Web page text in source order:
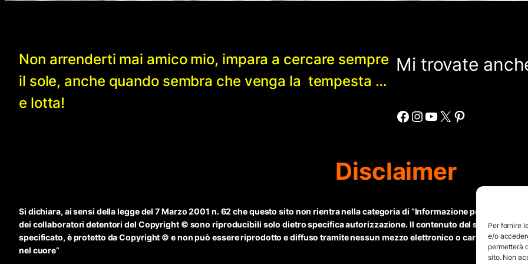
Per fornire
e/o
permetterà
sito. Non
Non arrenderti mai amico mio, impara a cercare sempre
il sole, anche quando sembra che venga la tempesta …
e lotta!
Mi trovate
Facebook Instagram YouTube X Pinterest
Disclaimer
Si dichiara, ai sensi della legge del 7 Marzo 2001 n. 62 che questo sito non rientra nella categoria di “Informazione periodica”
dei collaboratori detentori del Copyright © sono riproducibili solo dietro specifica autorizzazione. Il contenuto del sito,
specificato, è protetto da Copyright © e non può essere riprodotto e diffuso tramite nessun mezzo elettronico o cartaceo senza
nel cuore”